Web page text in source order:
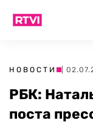
НОВОСТИ |
РБК:
поста